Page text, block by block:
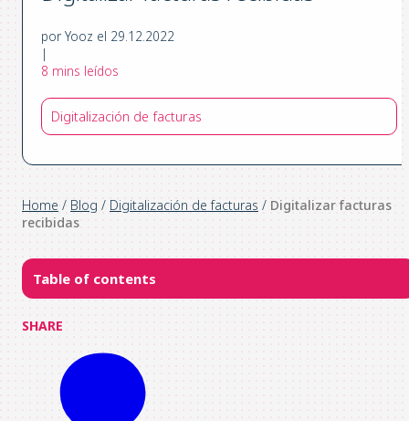
por Yooz el 29.12.2022
|
8 mins leídos
Digitalización de facturas
Home / Blog / Digitalización de facturas / Digitalizar facturas
recibidas
Table of contents
SHARE